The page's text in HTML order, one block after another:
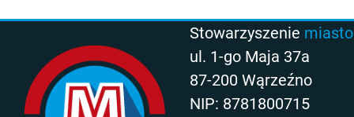
Stowarzyszenie miasto
ul. 1-go Maja 37a
87-200 Wąrzeźno
NIP: 8781800715